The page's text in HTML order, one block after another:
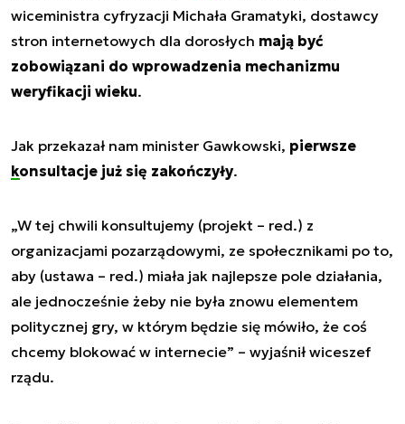
wiceministra cyfryzacji Michała Gramatyki, dostawcy
stron internetowych dla dorosłych mają być
zobowiązani do wprowadzenia mechanizmu
weryfikacji wieku.
Jak przekazał nam minister Gawkowski, pierwsze
konsultacje już się zakończyły.
„W tej chwili konsultujemy (projekt – red.) z
organizacjami pozarządowymi, ze społecznikami po to,
aby (ustawa – red.) miała jak najlepsze pole działania,
ale jednocześnie żeby nie była znowu elementem
politycznej gry, w którym będzie się mówiło, że coś
chcemy blokować w internecie” – wyjaśnił wiceszef
rządu.